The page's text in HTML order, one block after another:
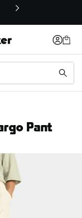
Pant